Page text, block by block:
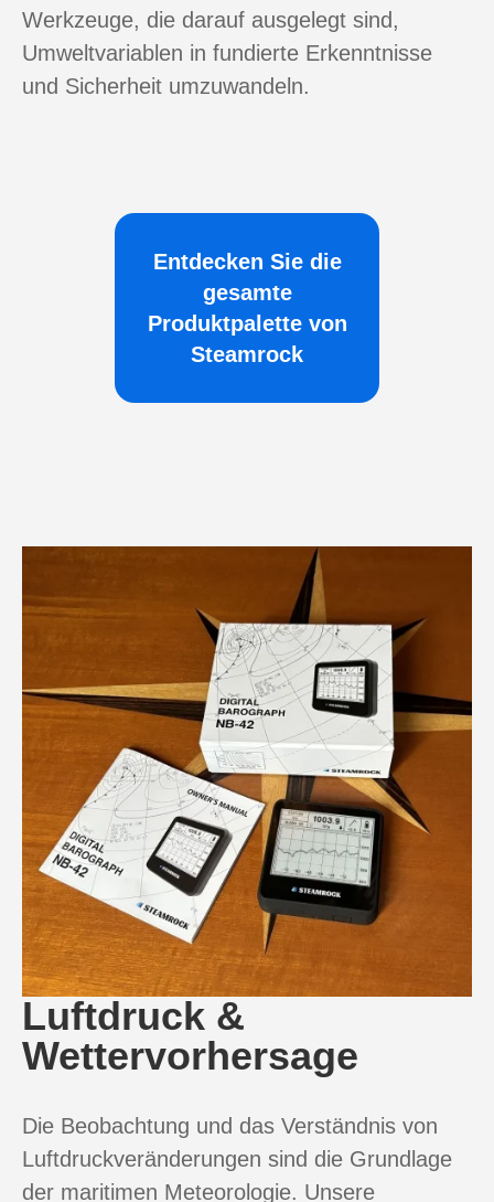
Werkzeuge, die darauf ausgelegt sind,
Umweltvariablen in fundierte Erkenntnisse
und Sicherheit umzuwandeln.
Entdecken Sie die
gesamte
Produktpalette von
Steamrock
Luftdruck &
Wettervorhersage
Die Beobachtung und das Verständnis von
Luftdruckveränderungen sind die Grundlage
der maritimen Meteorologie. Unsere